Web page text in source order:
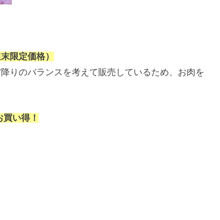
限定価格）
りのバランスを考えて販売しているため、お肉を
い得！